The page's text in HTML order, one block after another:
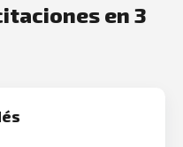
en 3